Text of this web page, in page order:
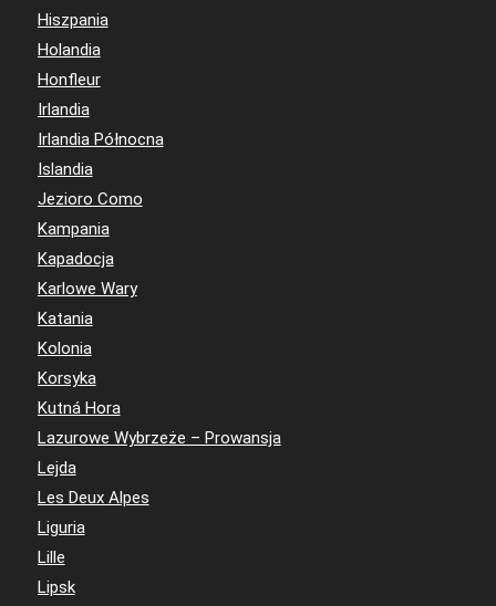
Hiszpania
Holandia
Honfleur
Irlandia
Irlandia Północna
Islandia
Jezioro Como
Kampania
Kapadocja
Karlowe Wary
Katania
Kolonia
Korsyka
Kutná Hora
Lazurowe Wybrzeże – Prowansja
Lejda
Les Deux Alpes
Liguria
Lille
Lipsk